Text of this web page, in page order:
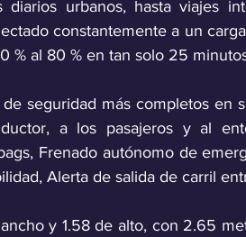
urbanos, hasta viajes
constantemente a un
% al 80 % en tan solo 25
seguridad más completos en
a los pasajeros y al
Frenado autónomo de
Alerta de salida de carril
y 1.58 de alto, con 2.65